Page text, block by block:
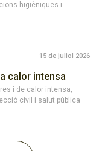
higièniques i
15 de juliol 2026
calor intensa
i de calor intensa,
civil i salut pública